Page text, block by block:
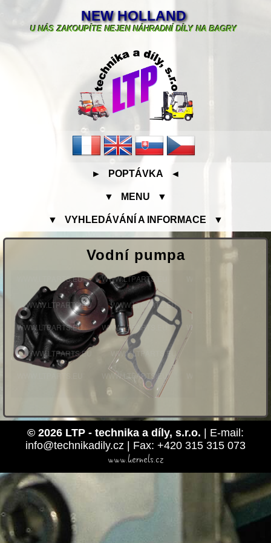
NEW HOLLAND
U NÁS ZAKOUPÍTE NEJEN NÁHRADNÍ DÍLY NA BAGRY
► POPTÁVKA ◄
▼ MENU ▼
▼ VYHLEDÁVÁNÍ A INFORMACE ▼
Vodní pumpa
© 2026 LTP - technika a díly, s.r.o. | E-mail:
info@technikadily.cz | Fax: +420 315 315 073
www.kernels.cz